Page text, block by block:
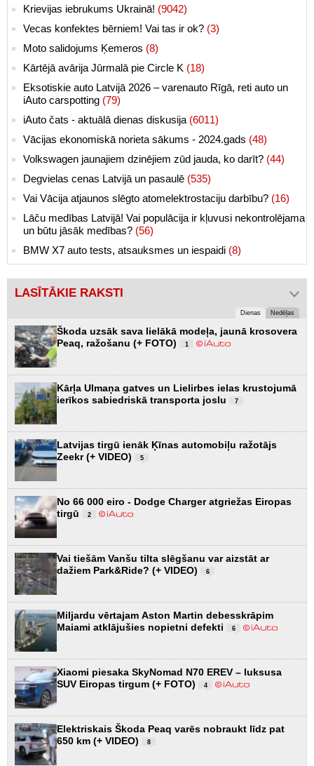
Krievijas iebrukums Ukrainā! (9042)
Vecas konfektes bērniem! Vai tas ir ok? (3)
Moto salidojums Ķemeros (8)
Kārtējā avārija Jūrmalā pie Circle K (18)
Eksotiskie auto Latvijā 2026 – varenauto Rīgā, reti auto un
iAuto carspotting (79)
iAuto čats - aktuālā dienas diskusija (6011)
Vācijas ekonomiskā norieta sākums - 2024.gads (48)
Volkswagen jaunajiem dzinējiem zūd jauda, ko darīt? (44)
Degvielas cenas Latvijā un pasaulē (535)
Vai Vācija atjaunos slēgto atomelektrostaciju darbību? (16)
Lāču medības Latvijā! Vai populācija ir kļuvusi nekontrolējama
un būtu jāsāk medības? (56)
BMW X7 auto tests, atsauksmes un iespaidi (8)
LASĪTĀKIE RAKSTI
Dienas Nedēļas
Škoda uzsāk sava lielākā modeļa, jaunā krosovera
Peaq, ražošanu (+ FOTO)
1
Kārļa Ulmaņa gatves un Lielirbes ielas krustojumā
ierīkos sabiedriskā transporta joslu
7
Latvijas tirgū ienāk Ķīnas automobiļu ražotājs
Zeekr (+ VIDEO)
5
No 66 000 eiro - Dodge Charger atgriežas Eiropas
tirgū
2
Vai tiešām Vanšu tilta slēgšanu var aizstāt ar
dažiem Park&Ride? (+ VIDEO)
6
Miljardu vērtajam Aston Martin debesskrāpim
Maiami atklājušies nopietni defekti
6
Xiaomi piesaka SkyNomad N70 EREV – luksusa
SUV Eiropas tirgum (+ FOTO)
4
Elektriskais Škoda Peaq varēs nobraukt līdz pat
650 km (+ VIDEO)
8